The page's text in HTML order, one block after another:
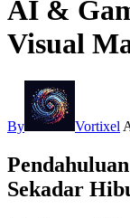
AI &
Visual
By Vortixel
Sekadar